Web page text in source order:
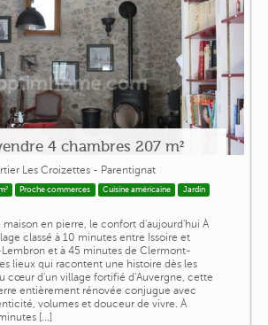
4 chambres 207 m²
Les Croizettes - Parentignat
Proche commerces Cuisine américaine
Jardin
maison en pierre, le confort d'aujourd'hui À
classé à 10 minutes entre Issoire et
et à 45 minutes de Clermont-
lieux qui racontent une histoire dès les
cœur d'un village fortifié d'Auvergne, cette
entièrement rénovée conjugue avec
volumes et douceur de vivre. À
[...]